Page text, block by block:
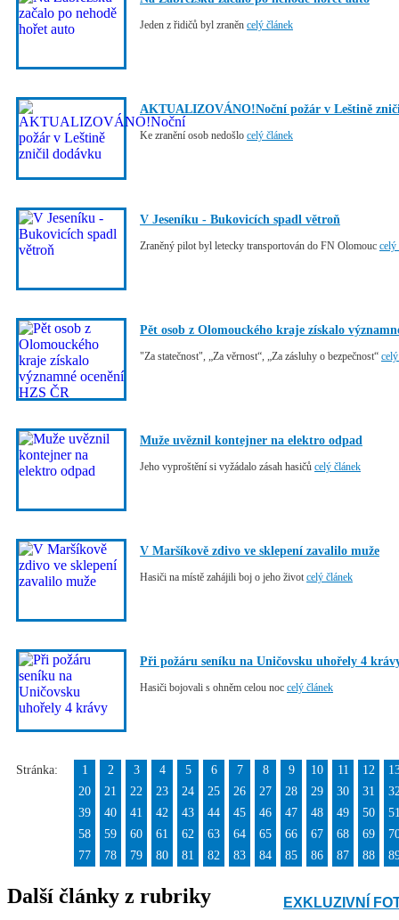
Jeden z řidičů byl zraněn celý článek
AKTUALIZOVÁNO!Noční požár v Leštině
Ke zranění osob nedošlo celý článek
V Jeseníku - Bukovicích spadl větroň
Zraněný pilot byl letecky transportován do FN Olomouc celý
Pět osob z Olomouckého kraje získalo
"Za statečnost", „Za věrnost“, „Za zásluhy o bezpečnost“
Muže uvěznil kontejner na elektro odpad
Jeho vyproštění si vyžádalo zásah hasičů celý článek
V Maršíkově zdivo ve sklepení zavalilo muže
Hasiči na místě zahájili boj o jeho život celý článek
Při požáru seníku na Uničovsku uhořely 4
Hasiči bojovali s ohněm celou noc celý článek
Stránka: 1 2 3 4 5 6 7 8 9 10 11 12
20
21 22 23 24 25 26 27 28 29 30 31
39
40 41 42 43 44 45 46 47 48 49 50
58
59 60 61 62 63 64 65 66 67 68 69
77
78 79 80 81 82 83 84 85 86 87 88
Další články z rubriky EXKLUZIVNÍ